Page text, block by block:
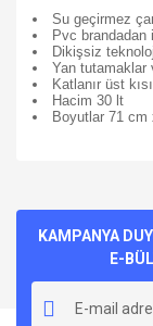
Su geçirmez
Pvc brandadan
Dikişsiz
Yan tutamaklar
Katlanır üst
Hacim 30 lt
Boyutlar 71
kullanarak
Görüş ve
Ürün resmi
Ürün
KAMPANYA
E-